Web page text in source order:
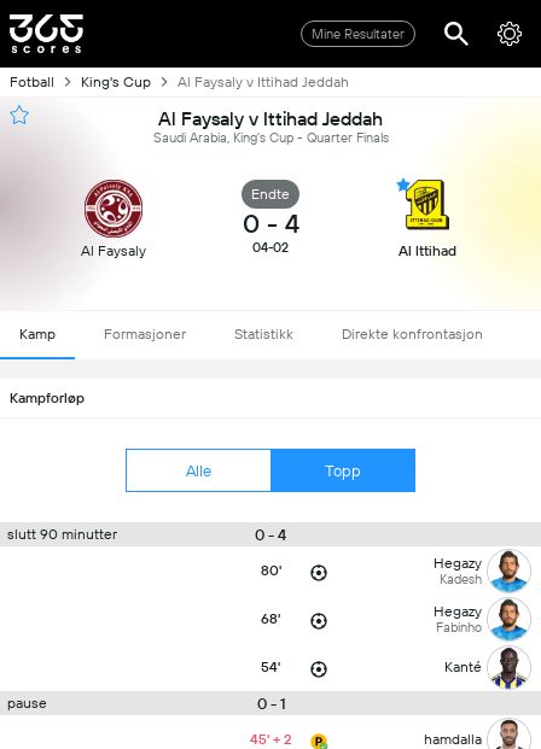
Mine Resultater
Fotball King's Cup Al Faysaly v Ittihad Jeddah
Al Faysaly v Ittihad Jeddah
Saudi Arabia, King's Cup - Quarter Finals
Al Faysaly
Endte
0 - 4
04-02 Al Ittihad
Kamp Formasjoner Statistikk Direkte konfrontasjon
Kampforløp
Alle Topp
slutt 90 minutter 0 - 4
80' Hegazy
Kadesh
68' Hegazy
Fabinho
54' Kanté
pause 0 - 1
45' + 2 hamdalla